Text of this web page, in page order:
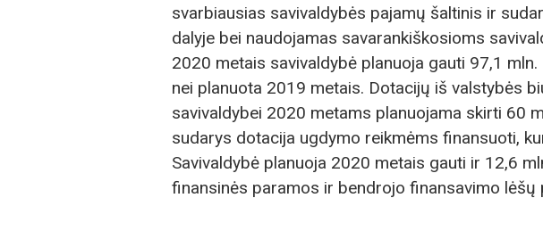
svarbiausias savivaldybės pajamų šaltinis ir
dalyje bei naudojamas savarankiškosioms
2020 metais savivaldybė planuoja gauti 97,1
nei planuota 2019 metais. Dotacijų iš valstybės
savivaldybei 2020 metams planuojama skirti 60
sudarys dotacija ugdymo reikmėms finansuoti,
Savivaldybė planuoja 2020 metais gauti ir 12,6
finansinės paramos ir bendrojo finansavimo lėšų